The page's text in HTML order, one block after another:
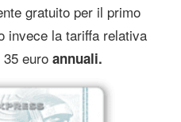
gratuito per il primo
invece la tariffa relativa
euro annuali.